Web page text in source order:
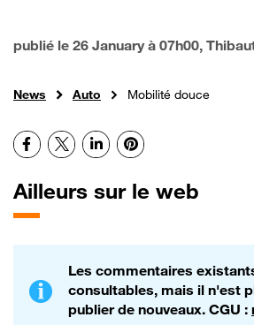
publié le 26 January à 07h00,
News Auto Mobilité douce
Facebook
X LinkedInPinterest
Ailleurs sur le web
Les commentaires
consultables, mais il n'est
publier de nouveaux. CGU :